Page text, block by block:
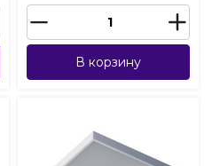
В корзину